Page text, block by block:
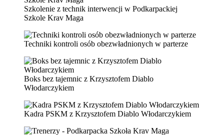
Szkolenie z technik interwencji w Podkarpackiej
Szkole Krav Maga
Techniki kontroli osób obezwładnionych w parterze
Boks bez tajemnic z Krzysztofem Diablo
Włodarczykiem
Kadra PSKM z Krzysztofem Diablo Włodarczykiem